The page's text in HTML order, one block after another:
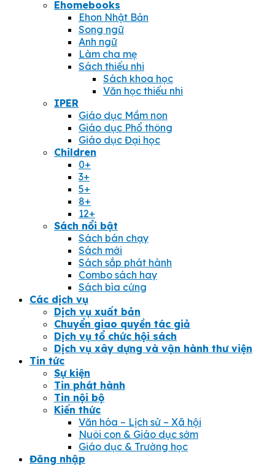
Ehomebooks
Ehon Nhật Bản
Song ngữ
Anh ngữ
Làm cha mẹ
Sách thiếu nhi
Sách khoa học
Văn học thiếu nhi
IPER
Giáo dục Mầm non
Giáo dục Phổ thông
Giáo dục Đại học
Children
0+
3+
5+
8+
12+
Sách nổi bật
Sách bán chạy
Sách mới
Sách sắp phát hành
Combo sách hay
Sách bìa cứng
Các dịch vụ
Dịch vụ xuất bản
Chuyển giao quyền tác giả
Dịch vụ tổ chức hội sách
Dịch vụ xây dựng và vận hành thư viện
Tin tức
Sự kiện
Tin phát hành
Tin nội bộ
Kiến thức
Văn hóa – Lịch sử – Xã hội
Nuôi con & Giáo dục sớm
Giáo dục & Trường học
Đăng nhập